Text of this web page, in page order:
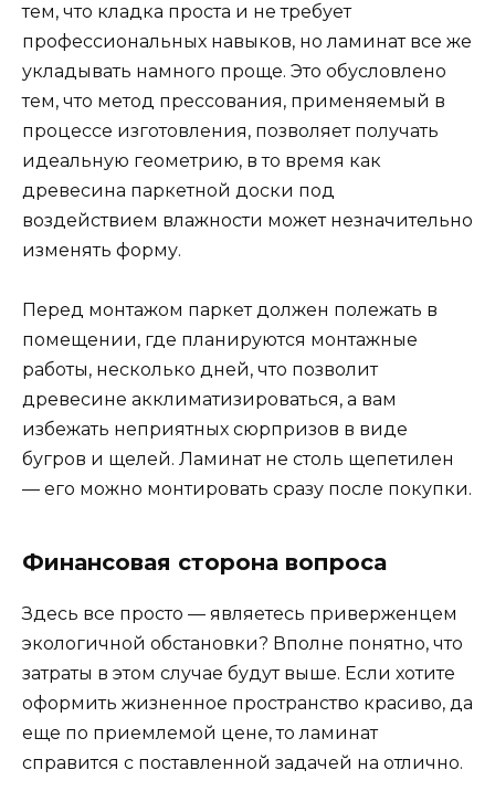
тем, что кладка проста и не требует
профессиональных навыков, но ламинат все же
укладывать намного проще. Это обусловлено
тем, что метод прессования, применяемый в
процессе изготовления, позволяет получать
идеальную геометрию, в то время как
древесина паркетной доски под
воздействием влажности может незначительно
изменять форму.
Перед монтажом паркет должен полежать в
помещении, где планируются монтажные
работы, несколько дней, что позволит
древесине акклиматизироваться, а вам
избежать неприятных сюрпризов в виде
бугров и щелей. Ламинат не столь щепетилен
— его можно монтировать сразу после покупки.
Финансовая сторона вопроса
Здесь все просто — являетесь приверженцем
экологичной обстановки? Вполне понятно, что
затраты в этом случае будут выше. Если хотите
оформить жизненное пространство красиво, да
еще по приемлемой цене, то ламинат
справится с поставленной задачей на отлично.